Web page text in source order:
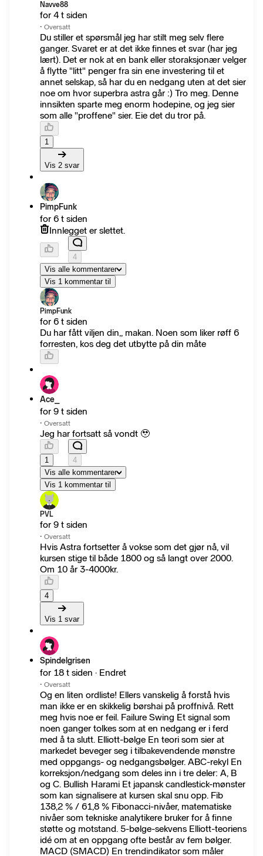
Navve88
for 4 t siden
· Oversatt
Du stiller et spørsmål jeg har stilt meg selv flere
ganger. Svaret er at det ikke finnes et svar (har jeg
lært). Det er nok at en bank eller storaksjonær velger
å flytte "litt" penger fra sin ene investering til et
annet selskap, så har du en nedgang uten at det sier
noe om hvor superbra astra går :) Tro meg. Denne
innsikten sparte meg enorm hodepine, og jeg sier
som alle "proffene" sier. Eie det du tror på.
1
Vis 2 svar
PimpFunk
for 6 t siden
Innlegget er slettet.
4
Vis alle kommentarer
Vis 1 kommentar til
PimpFunk
for 6 t siden
Du har fått viljen din,, makan. Noen som liker røff 6
forresten, kos deg det utbytte på din måte
Ace_
for 9 t siden
· Oversatt
Jeg har fortsatt så vondt 🥹
1
4
Vis alle kommentarer
Vis 1 kommentar til
PVL
for 9 t siden
· Oversatt
Hvis Astra fortsetter å vokse som det gjør nå, vil
kursen stige til både 1800 og så langt over 2000.
Om 10 år 3-4000kr.
4
Vis 1 svar
Spindelgrisen
for 18 t siden · Endret
· Oversatt
Og en liten ordliste! Ellers vanskelig å forstå hvis
man ikke er en skikkelig børshai på proffnivå. Rett
meg hvis noe er feil. Failure Swing Et signal som
noen ganger tolkes som at en nedgang er i ferd
med å ta slutt. Elliott-bølge En teori som sier at
markedet beveger seg i tilbakevendende mønstre
med oppgangs- og nedgangsbølger. ABC-rekyl En
korreksjon/nedgang som deles inn i tre deler: A, B
og C. Bullish Harami Et japansk candlestick-mønster
som kan signalisere at kursen skal snu opp. Fib
138,2 % / 61,8 % Fibonacci-nivåer, matematiske
nivåer som tekniske analytikere bruker for å finne
støtte og motstand. 5-bølge-sekvens Elliott-teoriens
idé om at en oppgang ofte består av fem bølger.
MACD (SMACD) En trendindikator som måler